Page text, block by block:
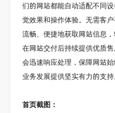
们的网站都能自动适配不同
觉效果和操作体验。无需客
流畅、便捷地获取网站信息
在网站交付后持续提供优质
会迅速响应处理，保障网站
业务发展提供坚实有力的支持
首页截图：